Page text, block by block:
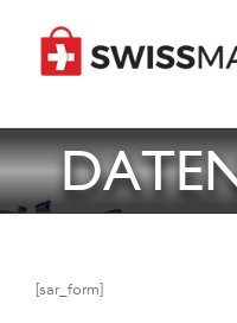
content
[sar_form]